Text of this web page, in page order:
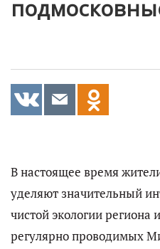
В настоящее время
уделяют значительный
чистой экологии региона
регулярно проводимых